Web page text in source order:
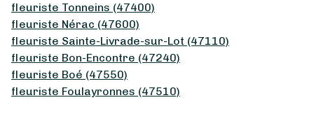
fleuriste Tonneins (47400)
fleuriste Nérac (47600)
fleuriste Sainte-Livrade-sur-Lot (47110)
fleuriste Bon-Encontre (47240)
fleuriste Boé (47550)
fleuriste Foulayronnes (47510)